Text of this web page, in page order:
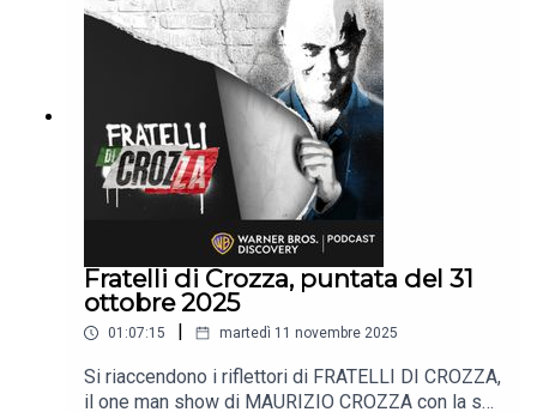
Fratelli di Crozza, puntata del 31
ottobre 2025
01:07:15 martedì 11 novembre 2025
Si riaccendono i riflettori di FRATELLI DI CROZZA,
il one man show di MAURIZIO CROZZA con la sua